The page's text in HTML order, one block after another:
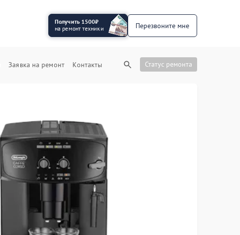
Получить 1500₽
на ремонт техники
Перезвоните мне
Заявка на ремонт Контакты Статус ремонта